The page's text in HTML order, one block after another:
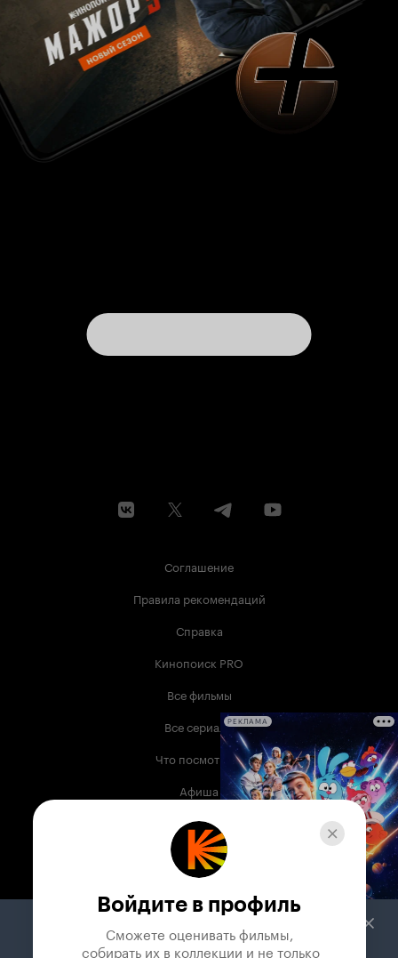
Соглашение
Правила рекомендаций
Справка
Кинопоиск PRO
Все фильмы
Все сериалы
Что посмотреть
Афиша
Музыка
Телепрограмма
Служба поддержки
РЕКЛАМА
Войдите в профиль
Сможете оценивать фильмы,
собирать их в коллекции и не только